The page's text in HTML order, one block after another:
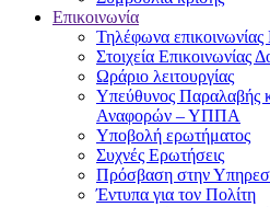
Επικοινωνία
Τηλέφωνα
Στοιχεία
Ωράριο λειτουργίας
Υπεύθυνος Παραλαβής
Αναφορών – ΥΠΠΑ
Υποβολή ερωτήματος
Συχνές Ερωτήσεις
Πρόσβαση στην
Έντυπα για τον Πολίτη